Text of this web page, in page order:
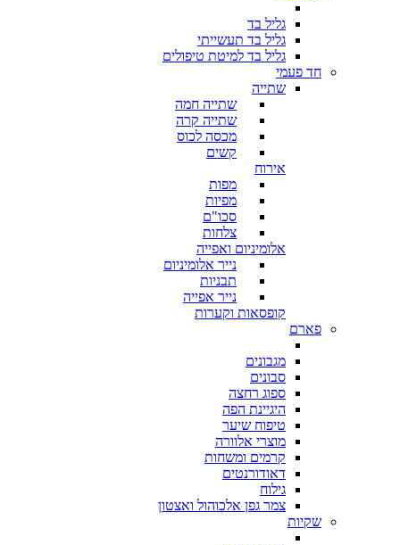
גליל בד
גליל בד תעשייתי
גליל בד למיטת טיפולים
חד פעמי
שתייה
שתייה חמה
שתייה קרה
מכסה לכוס
קשים
אירוח
מפות
מפיות
סכו"ם
צלחות
אלומיניום ואפייה
נייר אלומיניום
תבניות
נייר אפייה
קופסאות וקערות
פארם
מגבונים
סבונים
ספוג רחצה
היגיינת הפה
טיפוח שיער
מוצרי אלוורה
קרמים ומשחות
דאודורנטים
גילוח
צמר גפן אלכוהול ואצטון
שקיות